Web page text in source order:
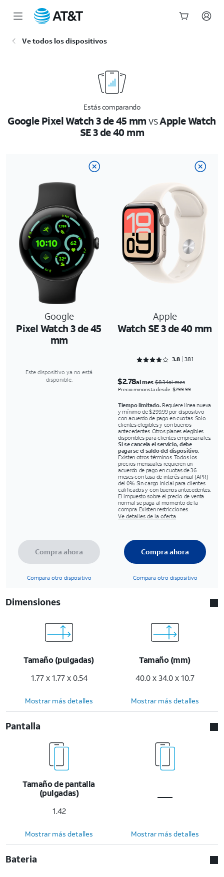
Ve todos los dispositivos
Estás comparando
Google Pixel Watch 3 de 45 mmvsApple Watch
SE 3 de 40 mm
Google
Pixel Watch 3 de 45
mm
Apple
Watch SE 3 de 40 mm
Rated 3.8845 out of 5
3.8 381
Este dispositivo ya no está
disponible.
$2.78al mes$8.34al mes
Precio minorista desde: $299.99
Tiempo limitado.Requiere línea nueva
y mínimo de $299.99 por dispositivo
con acuerdo de pago en cuotas. Solo
clientes elegibles y con buenos
antecedentes. Otros planes elegibles
disponibles para clientes empresariales.
Si se cancela el servicio, debe
pagarse el saldo del dispositivo.
Existen otros términos. Todos los
precios mensuales requieren un
acuerdo de pago en cuotas de 36
meses con tasa de interés anual (APR)
del 0%. Sin cargo inicial para clientes
calificados y con buenos antecedentes.
El impuesto sobre el precio de venta
normal se paga al momento de la
compra. Existen restricciones.
Ve detalles de la oferta
Compra ahora
Compara otro dispositivo
Compra ahora
Compara otro dispositivo
Dimensiones
Tamaño (pulgadas)
1.77 x 1.77 x 0.54
Tamaño (mm)
40.0 x 34.0 x 10.7
Mostrar más detalles Mostrar más detalles
Pantalla
Tamaño de pantalla
(pulgadas)
1.42
Mostrar más detalles Mostrar más detalles
Bateria